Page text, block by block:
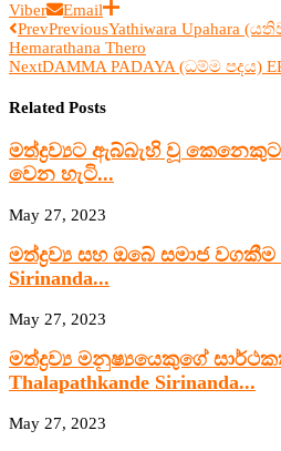
Viber
Email
PrevPreviousYathiwara Upahara
Hemarathana Thero
NextDAMMA PADAYA (ධම්ම පදය)
Related Posts
මත්ද්‍රව්‍යට ඇබ්බැහි වූ
වෙන හැටි...
May 27, 2023
මත්ද්‍රව්‍ය සහ ඔබේ සමාජ වගකීම |
Sirinanda...
May 27, 2023
මත්ද්‍රව්‍ය මනුෂ්‍යයෙකුගේ
Thalapathkande Sirinanda...
May 27, 2023